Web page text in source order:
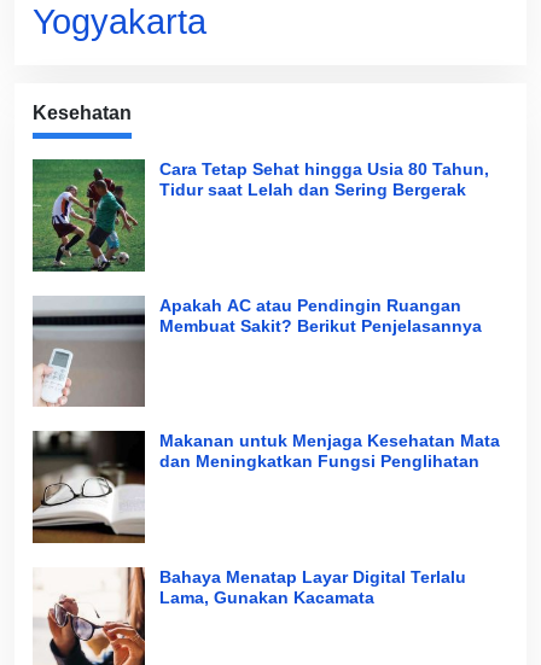
Yogyakarta
Kesehatan
Cara Tetap Sehat hingga Usia 80 Tahun,
Tidur saat Lelah dan Sering Bergerak
Apakah AC atau Pendingin Ruangan
Membuat Sakit? Berikut Penjelasannya
Makanan untuk Menjaga Kesehatan Mata
dan Meningkatkan Fungsi Penglihatan
Bahaya Menatap Layar Digital Terlalu
Lama, Gunakan Kacamata